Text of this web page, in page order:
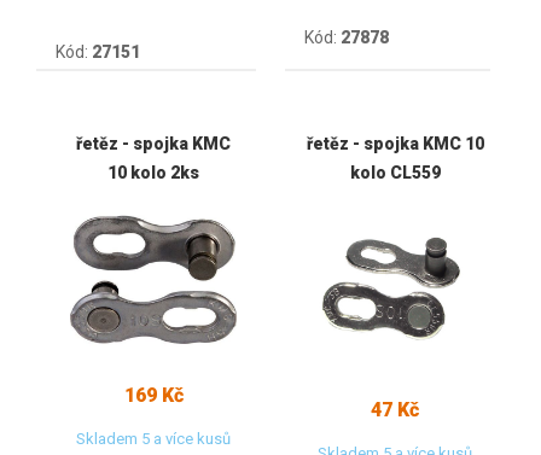
Kód: 27151
Kód: 27878
řetěz - spojka KMC
10 kolo 2ks
169 Kč
Skladem 5 a více kusů
řetěz - spojka KMC 10
kolo CL559
47 Kč